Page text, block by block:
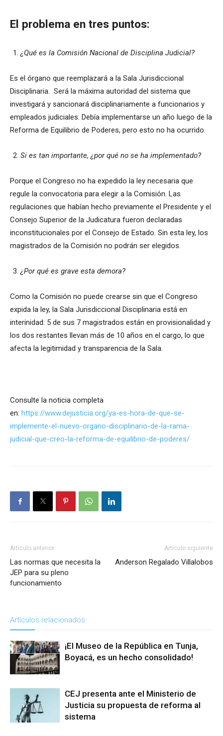
El problema en tres puntos:
¿Qué es la Comisión Nacional de Disciplina Judicial?
Es el órgano que reemplazará a la Sala Jurisdiccional
Disciplinaria. Será la máxima autoridad del sistema que
investigará y sancionará disciplinariamente a funcionarios y
empleados judiciales. Debía implementarse un año luego de la
Reforma de Equilibrio de Poderes, pero esto no ha ocurrido.
Si es tan importante, ¿por qué no se ha implementado?
Porque el Congreso no ha expedido la ley necesaria que
regule la convocatoria para elegir a la Comisión. Las
regulaciones que habían hecho previamente el Presidente y el
Consejo Superior de la Judicatura fueron declaradas
inconstitucionales por el Consejo de Estado. Sin esta ley, los
magistrados de la Comisión no podrán ser elegidos.
¿Por qué es grave esta demora?
Como la Comisión no puede crearse sin que el Congreso
expida la ley, la Sala Jurisdiccional Disciplinaria está en
interinidad: 5 de sus 7 magistrados están en provisionalidad y
los dos restantes llevan más de 10 años en el cargo, lo que
afecta la legitimidad y transparencia de la Sala.
Consulte la noticia completa
en: https://www.dejusticia.org/ya-es-hora-de-que-se-
implemente-el-nuevo-organo-disciplinario-de-la-rama-
judicial-que-creo-la-reforma-de-equilibrio-de-poderes/
Artículo anterior
Las normas que necesita la
JEP para su pleno
funcionamiento
Artículo siguiente
Anderson Regalado Villalobos
Artículos relacionados
¡El Museo de la República en Tunja,
Boyacá, es un hecho consolidado!
CEJ presenta ante el Ministerio de
Justicia su propuesta de reforma al
sistema